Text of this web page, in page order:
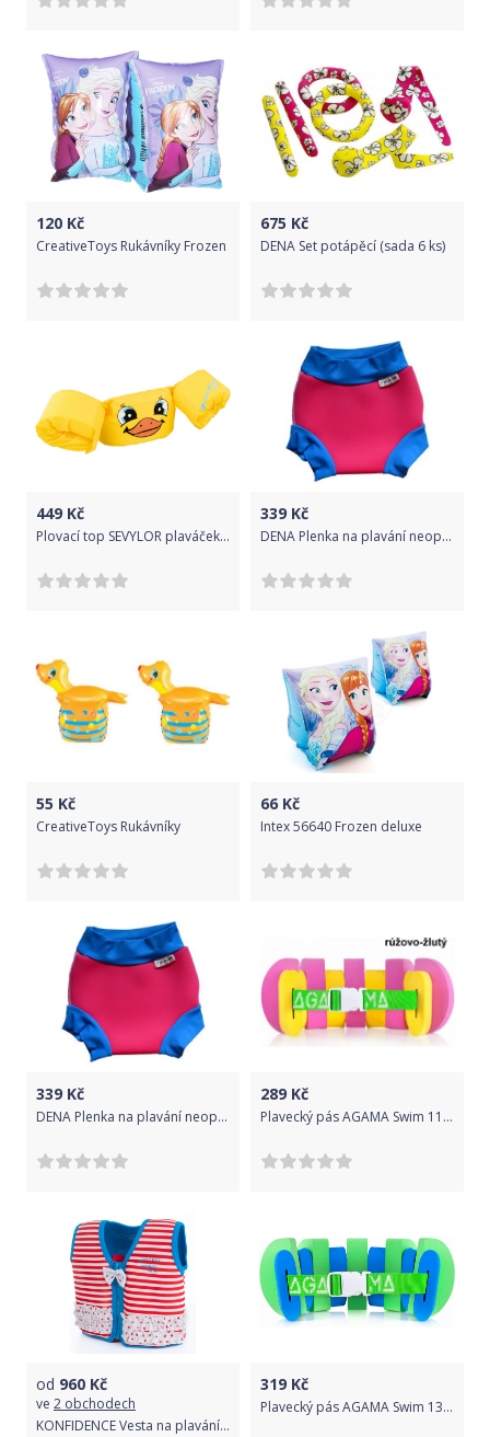
120 Kč
CreativeToys Rukávníky Frozen
675 Kč
DENA Set potápěcí (sada 6 ks)
449 Kč
Plovací top SEVYLOR plaváček žlutý - kachnička
339 Kč
DENA Plenka na plavání neoprenová, růžovo-modrá, modro-zelená, L
55 Kč
CreativeToys Rukávníky
66 Kč
Intex 56640 Frozen deluxe
339 Kč
DENA Plenka na plavání neoprenová, růžovo-modrá, růžovo-modrá, S
289 Kč
Plavecký pás AGAMA Swim 11 dílů - růžovo-žlutý
od 960 Kč
ve 2 obchodech
KONFIDENCE Vesta na plavání JACKET ORIGINAL, proužek/červená, M
319 Kč
Plavecký pás AGAMA Swim 13 dílů - zeleno-modrý